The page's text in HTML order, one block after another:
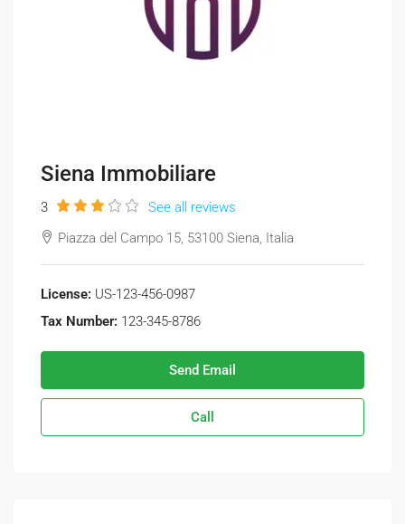
Siena Immobiliare
3
See all reviews
Piazza del Campo 15, 53100 Siena, Italia
License: US-123-456-0987
Tax Number: 123-345-8786
Send Email
Call